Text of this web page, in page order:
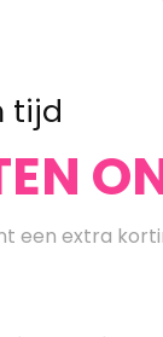
tijd
een extra